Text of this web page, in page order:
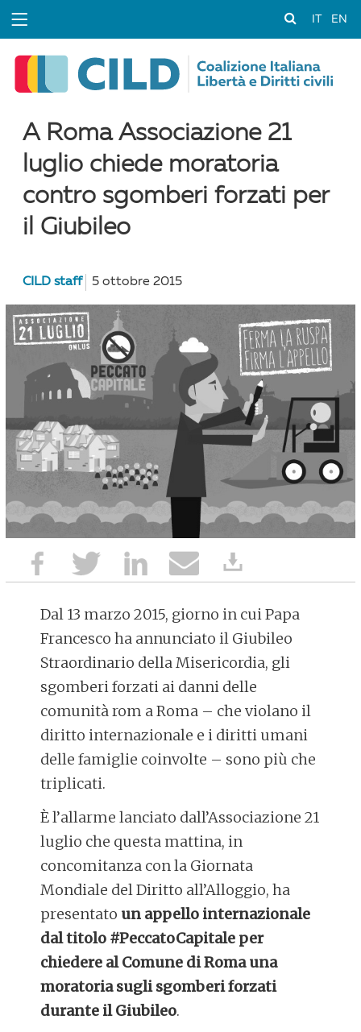
EN
A Roma Associazione 21
luglio chiede moratoria
contro sgomberi forzati per
il Giubileo
CILD staff 5 ottobre 2015
Dal 13 marzo 2015, giorno in cui Papa
Francesco ha annunciato il Giubileo
Straordinario della Misericordia, gli
sgomberi forzati ai danni delle
comunità rom a Roma – che violano il
diritto internazionale e i diritti umani
delle famiglie coinvolte – sono più che
triplicati.
È l’allarme lanciato dall’Associazione 21
luglio che questa mattina, in
concomitanza con la Giornata
Mondiale del Diritto all’Alloggio, ha
presentato un appello internazionale
dal titolo #PeccatoCapitale per
chiedere al Comune di Roma una
moratoria sugli sgomberi forzati
durante il Giubileo.